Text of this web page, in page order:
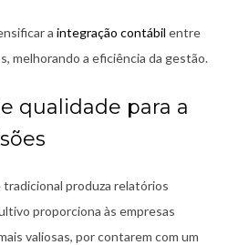
a integração contábil entre
melhorando a eficiência da gestão.
qualidade para a
produza relatórios
proporciona às empresas
valiosas, por contarem com um